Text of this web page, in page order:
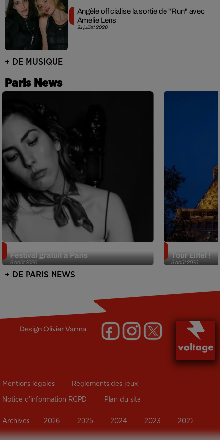
31 juillet 2026
Angèle officialise la sortie de "Run" avec
Amelie Lens
+ DE MUSIQUE
Paris News
3 août 2026
Festival gratuit à Paris
3 août 2026
Tour Eiffel !
+ DE PARIS NEWS
DesignOlivier Varma
Mentions légales Règlements des jeux
Notice d’information RGPD Plan du site
Archives 2026 2025 2024 2023 2022